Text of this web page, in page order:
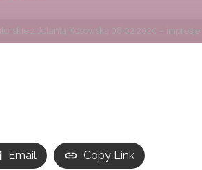
z Jolantą Kosowską 08.02.2020 – impresje
Email Copy Link